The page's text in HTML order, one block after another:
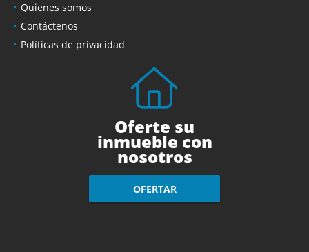
Quienes somos
Contáctenos
Políticas de privacidad
Oferte su
inmueble con
nosotros
OFERTAR